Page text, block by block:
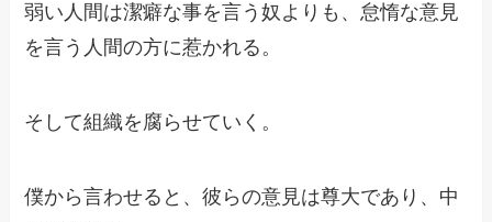
弱い人間は潔癖な事を言う奴よりも、怠惰な意見
を言う人間の方に惹かれる。
そして組織を腐らせていく。
僕から言わせると、彼らの意見は尊大であり、中